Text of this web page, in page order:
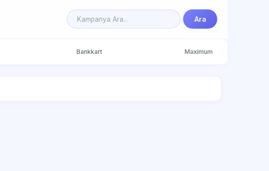
Ara
Bankkart Maximum